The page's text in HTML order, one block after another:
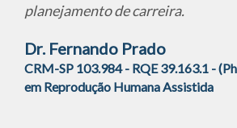
planejamento de carreira.
Dr. Fernando Prado
CRM-SP 103.984 - RQE 39.163.1 -
em Reprodução Humana Assistida